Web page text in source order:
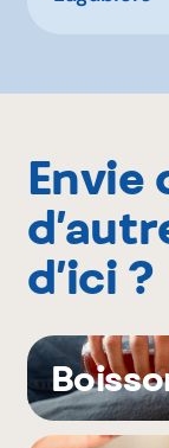
Envie
d’ici ?